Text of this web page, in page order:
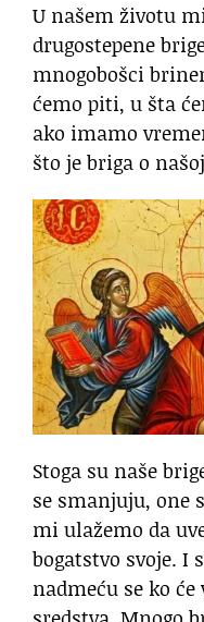
U našem životu
drugostepene
mnogobošci
ćemo piti, u šta
ako imamo
što je briga o
Stoga su naše
se smanjuju, one
mi ulažemo da
bogatstvo svoje. I
nadmeću se ko